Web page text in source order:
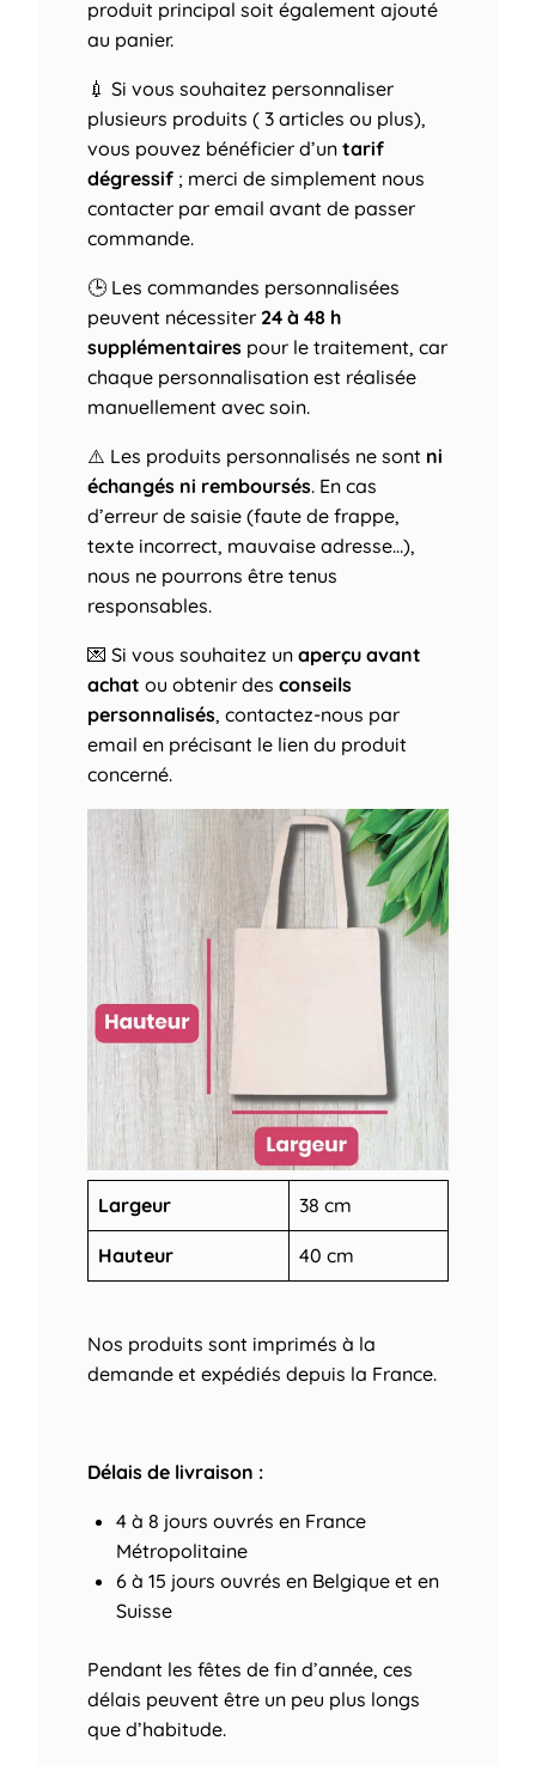
produit principal soit également ajouté
au panier.
💉 Si vous souhaitez personnaliser
plusieurs produits ( 3 articles ou plus),
vous pouvez bénéficier d’un tarif
dégressif ; merci de simplement nous
contacter par email avant de passer
commande.
🕒 Les commandes personnalisées
peuvent nécessiter 24 à 48 h
supplémentaires pour le traitement, car
chaque personnalisation est réalisée
manuellement avec soin.
⚠️ Les produits personnalisés ne sont ni
échangés ni remboursés. En cas
d’erreur de saisie (faute de frappe,
texte incorrect, mauvaise adresse…),
nous ne pourrons être tenus
responsables.
💌 Si vous souhaitez un aperçu avant
achat ou obtenir des conseils
personnalisés, contactez-nous par
email en précisant le lien du produit
concerné.
Largeur 38 cm
Hauteur 40 cm
Nos produits sont imprimés à la
demande et expédiés depuis la France.
Délais de livraison :
4 à 8 jours ouvrés en France
Métropolitaine
6 à 15 jours ouvrés en Belgique et en
Suisse
Pendant les fêtes de fin d’année, ces
délais peuvent être un peu plus longs
que d’habitude.